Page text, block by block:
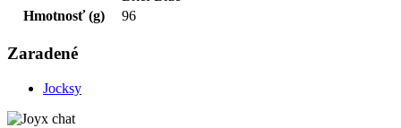
Hmotnosť (g)
96
Zaradené
Jocksy